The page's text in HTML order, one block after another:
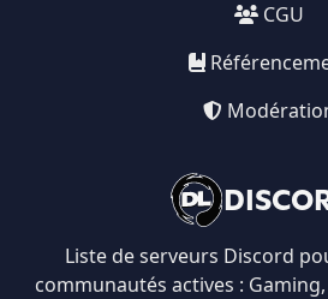
Liste de serveurs Discord
communautés actives :
CGU